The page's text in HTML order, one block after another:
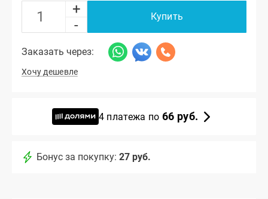
+
-
Купить
Заказать через:
Хочу дешевле
4 платежа по 66 руб.
Бонус за покупку: 27 руб.